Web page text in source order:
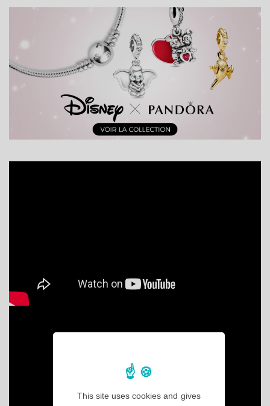
This site uses cookies and gives